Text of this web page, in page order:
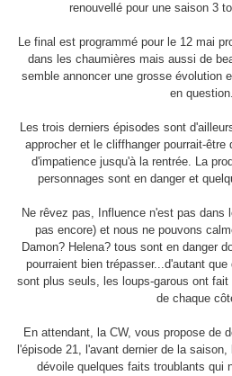
renouvellé pour une saison 3
Le final est programmé pour le 12 mai
dans les chaumières mais aussi de
semble annoncer une grosse évolution
en question.
Les trois derniers épisodes sont
approcher et le cliffhanger pourrait-
d'impatience jusqu'à la rentrée. La
personnages sont en danger et
Ne rêvez pas, Influence n'est pas dans
pas encore) et nous ne pouvons
Damon? Helena? tous sont en danger
pourraient bien trépasser...d'autant
sont plus seuls, les loups-garous ont
de chaque
En attendant, la CW, vous propose de
l'épisode 21, l'avant dernier de la
dévoile quelques faits troublants qui